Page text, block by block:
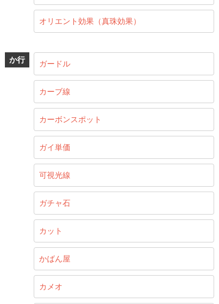
オリエント効果（真珠効果）
か行 ガードル
カーブ線
カーボンスポット
ガイ単価
可視光線
ガチャ石
カット
かばん屋
カメオ